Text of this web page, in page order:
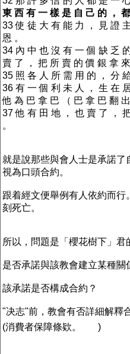
東 西 有 一 樣 是 自 己 的 ，
33 使 徒 大 有 能 力 ， 見 證
恩 。
34 內 中 也 沒 有 一 個 缺 乏
賣 了 ， 把 所 賣 的 價 銀 拿
35 照 各 人 所 需 用 的 ， 分
36 有 一 個 利 未 人 ， 生 在
他 為 巴 拿 巴 （ 巴 拿 巴 翻
37 他 有 田 地 ， 也 賣 了 ，
。
就是說那些與會人士是承諾
視為口頭合約。
跟着經文便舉例有人依約而
刻死亡。
所以，問題是「櫻花樹下」君
是否承諾與該教會建立某種關
該承諾是否構成合約？
"决志"前，教會有否詳細解釋
(消費者保障條欵。
)